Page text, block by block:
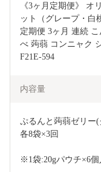
《3ヶ月定期便》 オ
ット（グレープ・白
定期便 3ヶ月 連続
べ 蒟蒻 コンニャク
F21E-594
内容量
ぷるんと蒟蒻ゼリー
各8袋×3回
※1袋:20gパウチ×6個